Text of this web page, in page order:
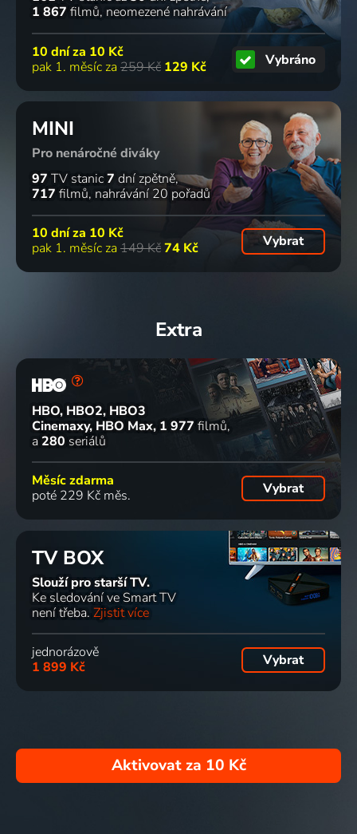
1 867 filmů neomezené nahrávání
10 dní za 10 Kč
pak 1. měsíc za 259 Kč 129 Kč Vybráno
MINI
Pro nenáročné diváky
97 TV stanic7 dní zpětně
717 filmů nahrávání 20 pořadů
10 dní za 10 Kč
pak 1. měsíc za 149 Kč74 Kč Vybrat
Extra
HBO, HBO2, HBO3
Cinemaxy, HBO Max 1 977 filmů
a 280 seriálů
Měsíc zdarma
poté 229 Kč měs.
Vybrat
TV BOX
Slouží pro starší TV.
Ke sledování ve Smart TV
není třeba. Zjistit více
jednorázově
1 899 Kč
Vybrat
Aktivovat za 10 Kč